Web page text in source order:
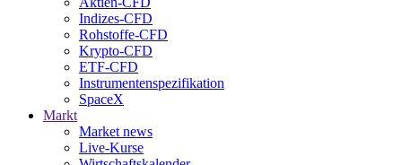
Indizes-CFD
Rohstoffe-CFD
Krypto-CFD
ETF-CFD
Instrumentenspezifikation
SpaceX
Markt
Market news
Live-Kurse